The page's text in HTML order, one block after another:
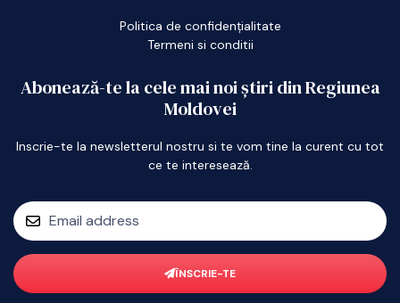
Politica de confidențialitate
Termeni si conditii
Abonează-te la cele mai noi știri din Regiunea
Moldovei
Inscrie-te la newsletterul nostru si te vom tine la curent cu tot
ce te interesează.
ÎNSCRIE-TE